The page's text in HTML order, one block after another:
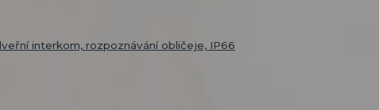
interkom, rozpoznávání obličeje, IP66